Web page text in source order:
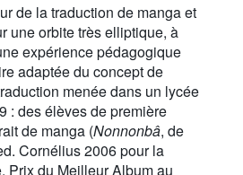
de la traduction de manga et
une orbite très elliptique, à
expérience pédagogique
adaptée du concept de
menée dans un lycée
: des élèves de première
de manga (Nonnonbâ, de
Cornélius 2006 pour la
Prix du Meilleur Album au